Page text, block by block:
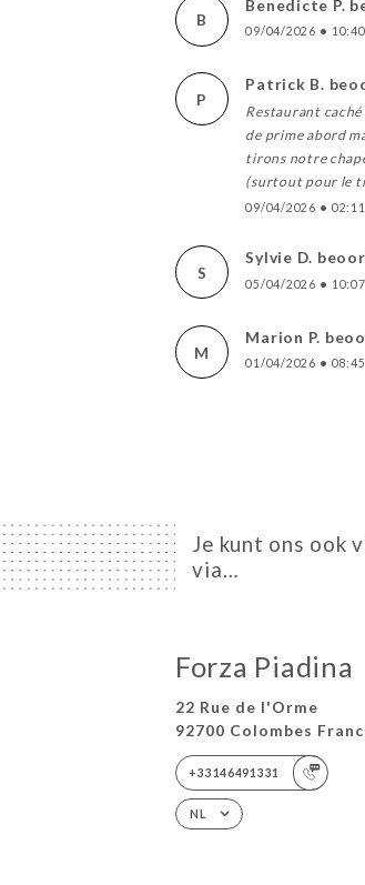
B
Benedicte P.
09/04/2026 • 10:40
P
Patrick B.
Restaurant
de prime abord
tirons notre
(surtout pour le
09/04/2026 • 02:11
S
Sylvie D.
05/04/2026 • 10:07
M
Marion P.
01/04/2026 • 08:45
Je kunt ons ook
via…
Forza Piadina
22 Rue de l'Orme
92700 Colombes
+33146491331
NL